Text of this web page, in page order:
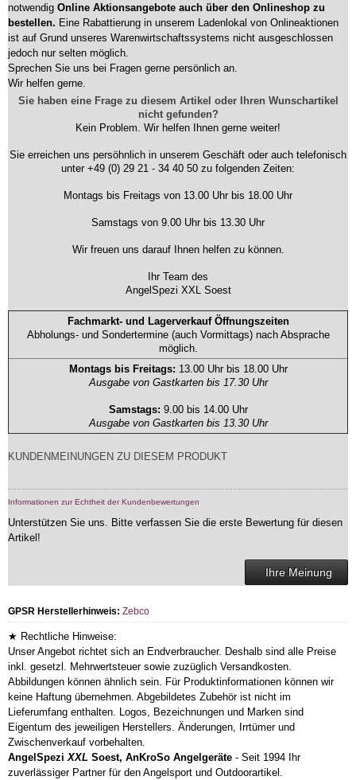
notwendig Online Aktionsangebote auch über den Onlineshop zu
bestellen. Eine Rabattierung in unserem Ladenlokal von Onlineaktionen
ist auf Grund unseres Warenwirtschaftssystems nicht ausgeschlossen
jedoch nur selten möglich.
Sprechen Sie uns bei Fragen gerne persönlich an.
Wir helfen gerne.
Sie haben eine Frage zu diesem Artikel oder Ihren Wunschartikel
nicht gefunden?
Kein Problem. Wir helfen Ihnen gerne weiter!
Sie erreichen uns persöhnlich in unserem Geschäft oder auch telefonisch
unter +49 (0) 29 21 - 34 40 50 zu folgenden Zeiten:
Montags bis Freitags von 13.00 Uhr bis 18.00 Uhr
Samstags von 9.00 Uhr bis 13.30 Uhr
Wir freuen uns darauf Ihnen helfen zu können.
Ihr Team des
AngelSpezi XXL Soest
Fachmarkt- und Lagerverkauf Öffnungszeiten
Abholungs- und Sondertermine (auch Vormittags) nach Absprache
möglich.
Montags bis Freitags: 13.00 Uhr bis 18.00 Uhr
Ausgabe von Gastkarten bis 17.30 Uhr
Samstags: 9.00 bis 14.00 Uhr
Ausgabe von Gastkarten bis 13.30 Uhr
KUNDENMEINUNGEN ZU DIESEM PRODUKT
Informationen zur Echtheit der Kundenbewertungen
Unterstützen Sie uns. Bitte verfassen Sie die erste Bewertung für diesen
Artikel!
Ihre Meinung
GPSR Herstellerhinweis: Zebco
★ Rechtliche Hinweise:
Unser Angebot richtet sich an Endverbraucher. Deshalb sind alle Preise
inkl. gesetzl. Mehrwertsteuer sowie zuzüglich Versandkosten.
Abbildungen können ähnlich sein. Für Produktinformationen können wir
keine Haftung übernehmen. Abgebildetes Zubehör ist nicht im
Lieferumfang enthalten. Logos, Bezeichnungen und Marken sind
Eigentum des jeweiligen Herstellers. Änderungen, Irrtümer und
Zwischenverkauf vorbehalten.
AngelSpeziXXL Soest, AnKroSo Angelgeräte - Seit 1994 Ihr
zuverlässiger Partner für den Angelsport und Outdoorartikel.